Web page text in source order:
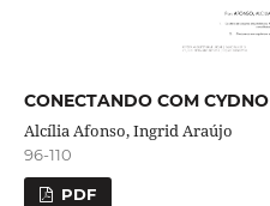
CONECTANDO COM CYDNO
Alcília Afonso, Ingrid Araújo
96-110
PDF